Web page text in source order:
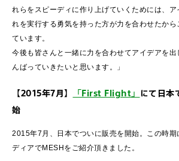
れらをスピーディに作り上げていくためには、
れを実行する勇気を持った方が力を合わせたか
ています。
今後も皆さんと一緒に力を合わせてアイデアを
んばっていきたいと思います。」
【2015年7月】 「First Flight」 にて日本
始
2015年7月、日本でついに販売を開始。この時期
ディアでMESHをご紹介頂きました。